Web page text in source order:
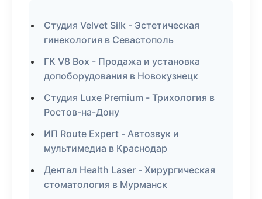
Студия Velvet Silk - Эстетическая
гинекология в Севастополь
ГК V8 Box - Продажа и установка
допоборудования в Новокузнецк
Студия Luxe Premium - Трихология в
Ростов-на-Дону
ИП Route Expert - Автозвук и
мультимедиа в Краснодар
Дентал Health Laser - Хирургическая
стоматология в Мурманск